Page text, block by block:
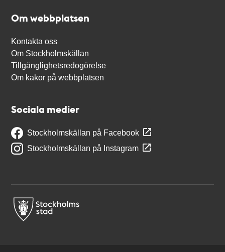
Om webbplatsen
Kontakta oss
Om Stockholmskällan
Tillgänglighetsredogörelse
Om kakor på webbplatsen
Sociala medier
Stockholmskällan på Facebook
Stockholmskällan på Instagram